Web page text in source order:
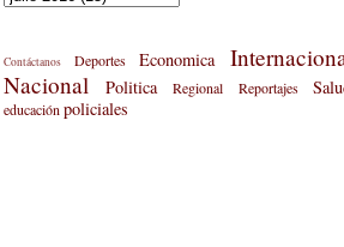
Contáctanos Deportes Economica
Nacional
Politica Regional Reportajes
educación policiales